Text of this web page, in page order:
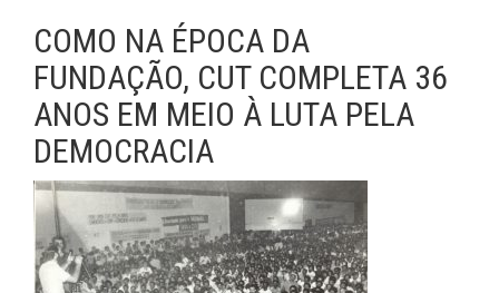
COMO NA ÉPOCA DA
FUNDAÇÃO, CUT COMPLETA 36
ANOS EM MEIO À LUTA PELA
DEMOCRACIA